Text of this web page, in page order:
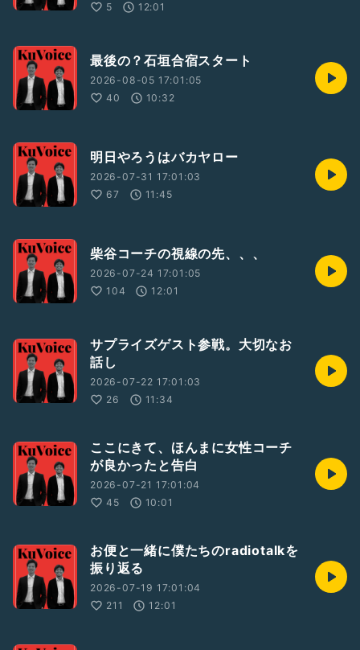
5
12:01
最後の？石垣合宿スタート
2026-08-05 17:01:05
40
10:32
明日やろうはバカヤロー
2026-07-31 17:01:03
67
11:45
柴谷コーチの視線の先、、、
2026-07-24 17:01:05
104
12:01
サプライズゲスト参戦。大切なお
話し
2026-07-22 17:01:03
26
11:34
ここにきて、ほんまに女性コーチ
が良かったと告白
2026-07-21 17:01:04
45
10:01
お便と一緒に僕たちのradiotalkを
振り返る
2026-07-19 17:01:04
211
12:01